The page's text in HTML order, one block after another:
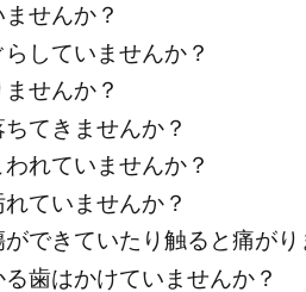
せんか？
していませんか？
せんか？
てきませんか？
われていませんか？
ていませんか？
できていたり触ると痛が
歯はかけていませんか？